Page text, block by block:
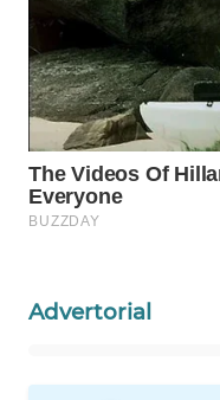
Advertorial
WAHANA
NEWS
WAHANA
TANI
WAHANA